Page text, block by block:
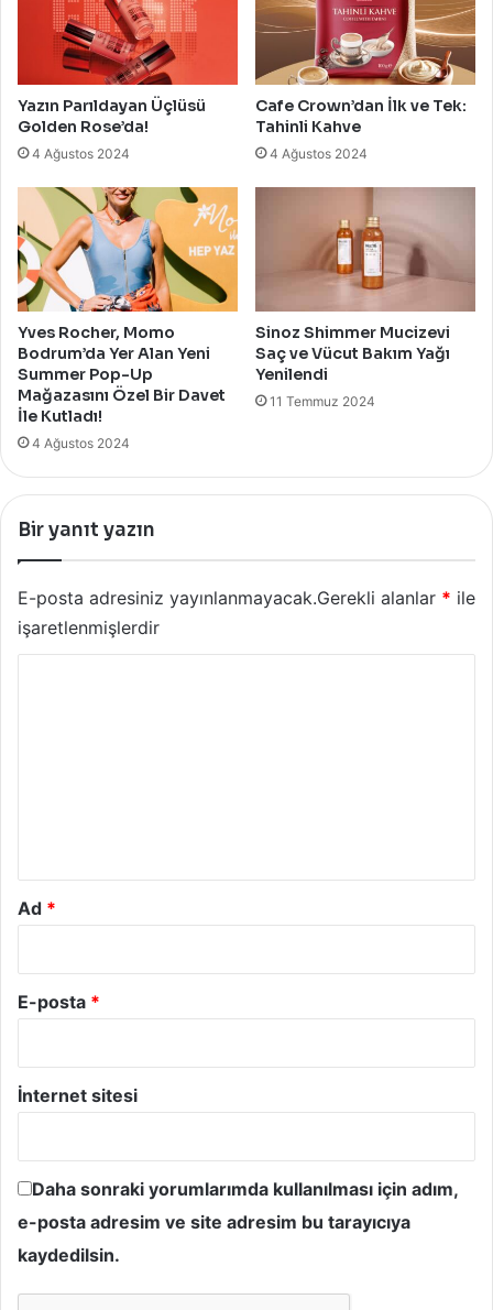
Yazın Parıldayan Üçlüsü
Golden Rose’da!
4 Ağustos 2024
Cafe Crown’dan İlk ve Tek:
Tahinli Kahve
4 Ağustos 2024
Yves Rocher, Momo
Bodrum’da Yer Alan Yeni
Summer Pop-Up
Mağazasını Özel Bir Davet
İle Kutladı!
4 Ağustos 2024
Sinoz Shimmer Mucizevi
Saç ve Vücut Bakım Yağı
Yenilendi
11 Temmuz 2024
Bir yanıt yazın
E-posta adresiniz yayınlanmayacak.Gerekli alanlar * ile
işaretlenmişlerdir
Ad *
E-posta *
İnternet sitesi
Daha sonraki yorumlarımda kullanılması için adım,
e-posta adresim ve site adresim bu tarayıcıya
kaydedilsin.